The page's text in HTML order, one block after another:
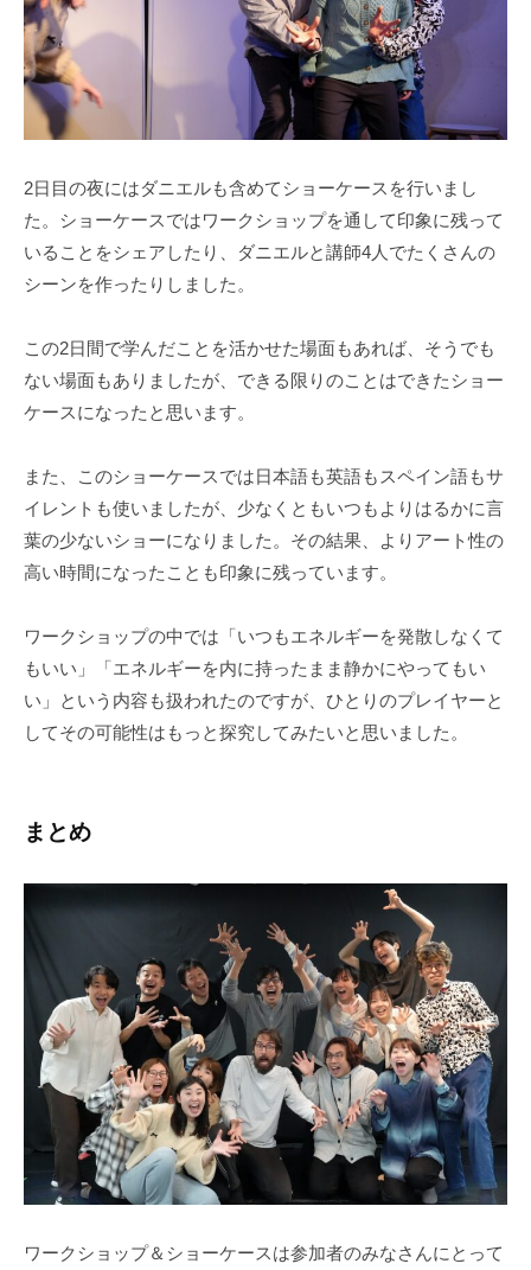
2日目の夜にはダニエルも含めてショーケースを行いまし
た。ショーケースではワークショップを通して印象に残って
いることをシェアしたり、ダニエルと講師4人でたくさんの
シーンを作ったりしました。
この2日間で学んだことを活かせた場面もあれば、そうでも
ない場面もありましたが、できる限りのことはできたショー
ケースになったと思います。
また、このショーケースでは日本語も英語もスペイン語もサ
イレントも使いましたが、少なくともいつもよりはるかに言
葉の少ないショーになりました。その結果、よりアート性の
高い時間になったことも印象に残っています。
ワークショップの中では「いつもエネルギーを発散しなくて
もいい」「エネルギーを内に持ったまま静かにやってもい
い」という内容も扱われたのですが、ひとりのプレイヤーと
してその可能性はもっと探究してみたいと思いました。
まとめ
ワークショップ＆ショーケースは参加者のみなさんにとって